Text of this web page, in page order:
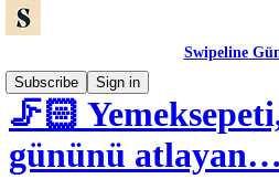
Swipeline
Subscribe
Sign in
🦵🏻
gününü atlayan…